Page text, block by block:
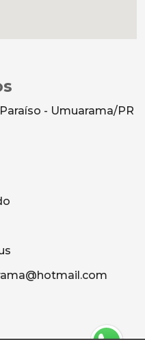
- Umuarama/PR